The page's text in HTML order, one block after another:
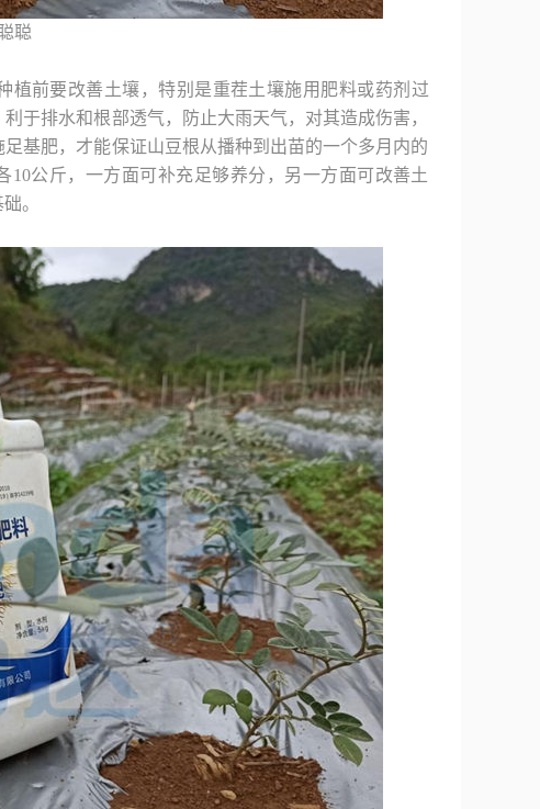
聪
植前要改善土壤，特别是重茬土壤施用肥料或药剂过
于排水和根部透气，防止大雨天气，对其造成伤害，
基肥，才能保证山豆根从播种到出苗的一个多月内的
公斤，一方面可补充足够养分，另一方面可改善土
。